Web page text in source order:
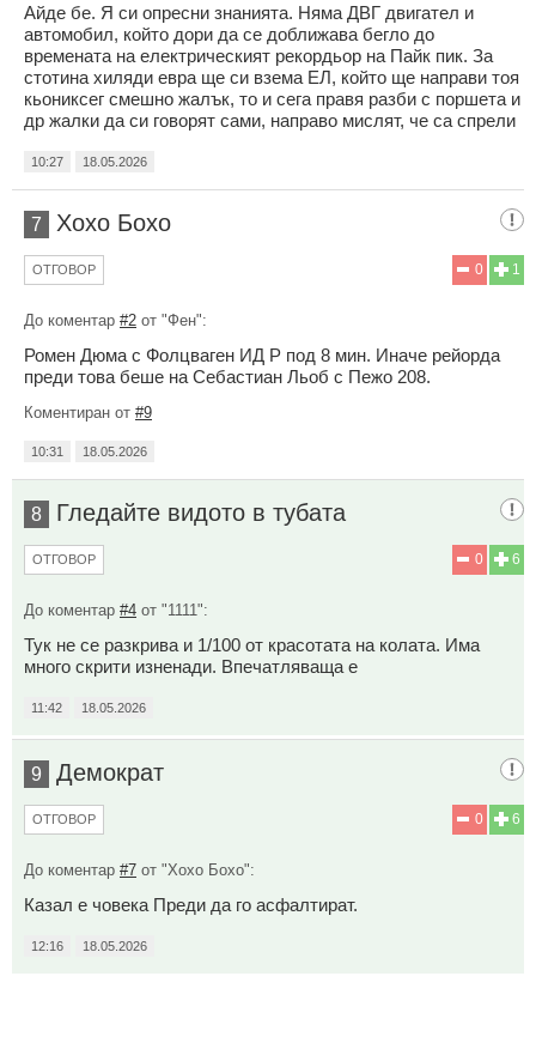
Айде бе. Я си опресни знанията. Няма ДВГ двигател и
автомобил, който дори да се доближава бегло до
времената на електрическият рекордьор на Пайк пик. За
стотина хиляди евра ще си взема ЕЛ, който ще направи тоя
кьониксег смешно жалък, то и сега правя разби с поршета и
др жалки да си говорят сами, направо мислят, че са спрели
10:27 18.05.2026
7 Хохо Бохо
1
0
ОТГОВОР
До коментар #2 от "Фен":
Ромен Дюма с Фолцваген ИД Р под 8 мин. Иначе рейорда
преди това беше на Себастиан Льоб с Пежо 208.
Коментиран от #9
10:31 18.05.2026
8 Гледайте видото в тубата
6
0
ОТГОВОР
До коментар #4 от "1111":
Тук не се разкрива и 1/100 от красотата на колата. Има
много скрити изненади. Впечатляваща е
11:42 18.05.2026
9 Демократ
6
0
ОТГОВОР
До коментар #7 от "Хохо Бохо":
Казал е човека Преди да го асфалтират.
12:16 18.05.2026